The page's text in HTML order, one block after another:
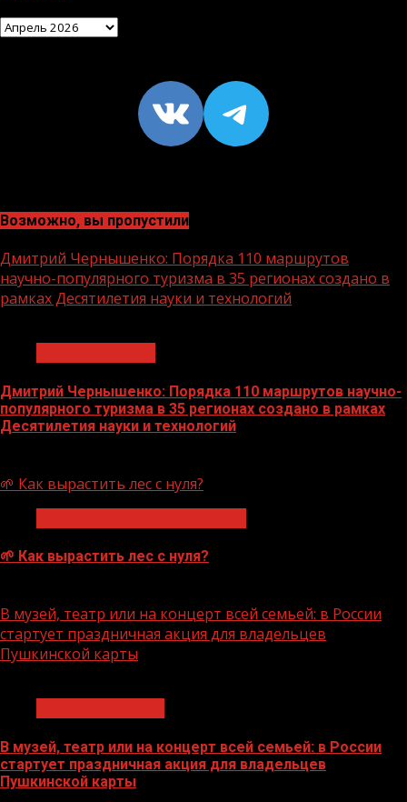
Архив
VK https://
Возможно, вы пропустили
Дмитрий Чернышенко: Порядка 110 маршрутов
научно-популярного туризма в 35 регионах создано в
рамках Десятилетия науки и технологий
Дмитрий Чернышенко: Порядка 110 маршрутов научно-
популярного туризма в 35 регионах создано в рамках
Десятилетия науки и технологий
🌱 Как вырастить лес с нуля?
🌱 Как вырастить лес с нуля?
В музей, театр или на концерт всей семьей: в России
стартует праздничная акция для владельцев
Пушкинской карты
В музей, театр или на концерт всей семьей: в России
стартует праздничная акция для владельцев
Пушкинской карты